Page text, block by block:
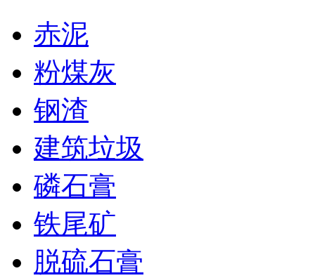
赤泥
粉煤灰
钢渣
建筑垃圾
磷石膏
铁尾矿
脱硫石膏